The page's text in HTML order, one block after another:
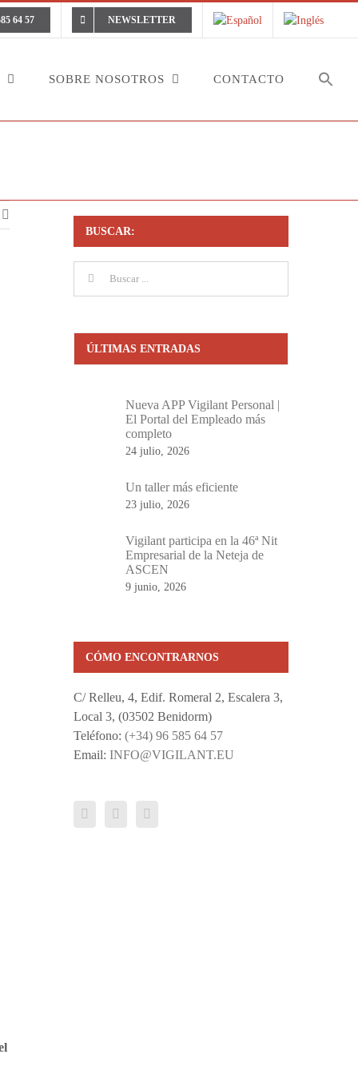
64 57 NEWSLETTER
SOBRE NOSOTROS CONTACTO
BUSCAR:
ÚLTIMAS ENTRADAS
Nueva APP Vigilant Personal |
El Portal del Empleado más
completo
24 julio, 2026
Un taller más eficiente
23 julio, 2026
Vigilant participa en la 46ª Nit
Empresarial de la Neteja de
ASCEN
9 junio, 2026
CÓMO ENCONTRARNOS
C/ Relleu, 4, Edif. Romeral 2, Escalera 3,
Local 3, (03502 Benidorm)
Teléfono: (+34) 96 585 64 57
Email: INFO@VIGILANT.EU